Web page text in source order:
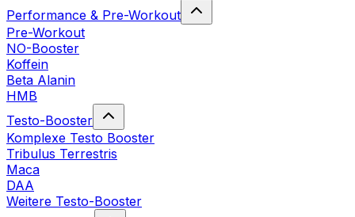
Performance & Pre-Workout
Pre-Workout
NO-Booster
Koffein
Beta Alanin
HMB
Testo-Booster
Komplexe Testo Booster
Tribulus Terrestris
Maca
DAA
Weitere Testo-Booster